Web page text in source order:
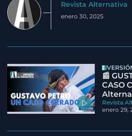
Revista Alternativa
enero 30, 2025
📰
CASO
Revista
enero 29,